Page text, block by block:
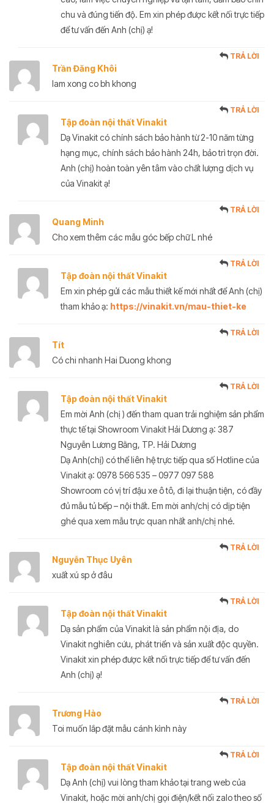
chu và đúng tiến độ. Em xin phép được kết nối trực tiếp
để tư vấn đến Anh (chị) ạ!
Trần Đăng Khôi
TRẢ LỜI
lam xong co bh khong
Tập đoàn nội thất Vinakit
TRẢ LỜI
Dạ Vinakit có chính sách bảo hành từ 2-10 năm từng
hạng mục, chính sách bảo hành 24h, bảo trì trọn đời.
Anh (chị) hoàn toàn yên tâm vào chất lượng dịch vụ
của Vinakit ạ!
Quang Minh
TRẢ LỜI
Cho xem thêm các mẫu góc bếp chữ L nhé
Tập đoàn nội thất Vinakit
TRẢ LỜI
Em xin phép gửi các mẫu thiết kế mới nhất để Anh (chị)
tham khảo ạ: https://vinakit.vn/mau-thiet-ke
Tít
TRẢ LỜI
Có chi nhanh Hai Duong khong
Tập đoàn nội thất Vinakit
TRẢ LỜI
Em mời Anh (chị ) đến tham quan trải nghiệm sản phẩm
thực tế tại Showroom Vinakit Hải Dương ạ: 387
Nguyễn Lương Bằng, TP. Hải Dương
Dạ Anh(chị) có thể liên hệ trực tiếp qua số Hotline của
Vinakit ạ: 0978 566 535 – 0977 097 588
Showroom có vị trí đậu xe ô tô, đi lại thuận tiện, có đầy
đủ mẫu tủ bếp – nội thất. Em mời anh/chị có dịp tiện
ghé qua xem mẫu trực quan nhất anh/chị nhé.
Nguyễn Thục Uyên
TRẢ LỜI
xuất xú sp ở đâu
Tập đoàn nội thất Vinakit
TRẢ LỜI
Dạ sản phẩm của Vinakit là sản phẩm nội địa, do
Vinakit nghiên cứu, phát triển và sản xuất độc quyền.
Vinakit xin phép được kết nối trực tiếp để tư vấn đến
Anh (chị) ạ!
Trương Hào
TRẢ LỜI
Toi muốn lắp đặt mẫu cánh kình này
Tập đoàn nội thất Vinakit
TRẢ LỜI
Dạ Anh (chị) vui lòng tham khảo tại trang web của
Vinakit, hoặc mời anh/chị gọi điện/kết nối zalo theo số